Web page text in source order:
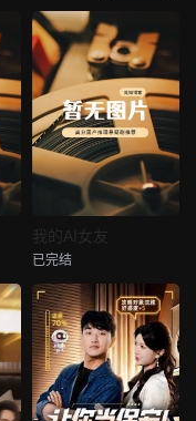
热播
我的AI女友
未知
我的AI女友
已完结